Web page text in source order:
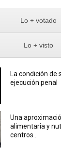
Lo + votado
Lo + visto
La condición de
ejecución penal
Una
alimentaria y
centros...